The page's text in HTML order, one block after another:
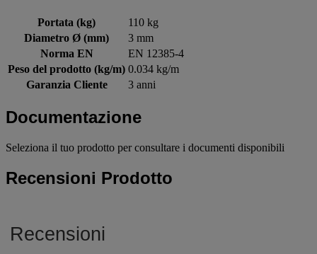
Portata (kg)
110 kg
Diametro Ø (mm)
3 mm
Norma EN
EN 12385-4
Peso del prodotto (kg/m) 0.034 kg/m
Garanzia Cliente
3 anni
Documentazione
Seleziona il tuo prodotto per consultare i documenti disponibili
Recensioni Prodotto